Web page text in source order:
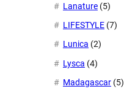
Lanature (5)
LIFESTYLE (7)
Lunica (2)
Lysca (4)
Madagascar (5)